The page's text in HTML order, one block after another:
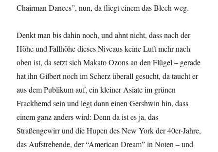
Chairman Dances”, nun, da fliegt einem das Blech weg.
Denkt man bis dahin noch, und ahnt nicht, dass nach der
Höhe und Fallhöhe dieses Niveaus keine Luft mehr nach
oben ist, da setzt sich Makato Ozons an den Flügel – gerade
hat ihn Gilbert noch im Scherz überall gesucht, da taucht er
aus dem Publikum auf, ein kleiner Asiate im grünen
Frackhemd sein und legt dann einen Gershwin hin, dass
einem ganz anders wird: Denn da ist es ja, das
Straßengewirr und die Hupen des New York der 40er-Jahre,
das Aufstrebende, der “American Dream” in Noten – und